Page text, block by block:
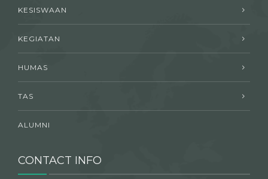
KESISWAAN
KEGIATAN
HUMAS
TAS
ALUMNI
CONTACT INFO